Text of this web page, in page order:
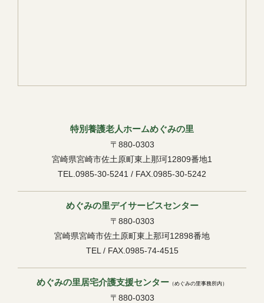
特別養護老人ホームめぐみの里
〒880-0303
宮崎県宮崎市佐土原町東上那珂12809番地1
TEL.0985-30-5241 / FAX.0985-30-5242
めぐみの里デイサービスセンター
〒880-0303
宮崎県宮崎市佐土原町東上那珂12898番地
TEL / FAX.0985-74-4515
めぐみの里居宅介護支援センター （めぐみの里事務所内）
〒880-0303